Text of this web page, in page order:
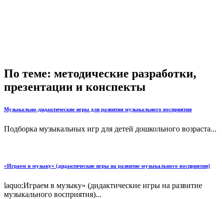
По теме: методические разработки,
презентации и конспекты
Музыкально-дидактические игры для развития музыкального восприятия
Подборка музыкальных игр для детей дошкольного возраста...
«Играем в музыку» (дидактические игры на развитие музыкального восприятия)
laquo;Играем в музыку» (дидактические игры на развитие
музыкального восприятия)...